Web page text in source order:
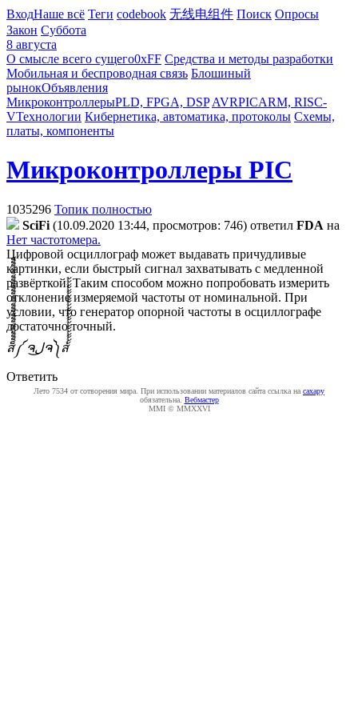
ВходНаше всё Теги codebook 无线电组件 Поиск Опросы
Закон Суббота
8 августа
О смысле всего сущего0xFF Средства и методы разработки
Мобильная и беспроводная связь Блошиный
рынокОбъявления
МикроконтроллерыPLD, FPGA, DSP AVRPICARM, RISC-
VТехнологии Кибернетика, автоматика, протоколы Схемы,
платы, компоненты
Микроконтроллеры PIC
1035296 Топик полностью
SciFi (10.09.2020 13:44, просмотров: 746) ответил FDA на
Нет частотомера.
Цифровой осциллограф может выдавать причудливые
картинки, если быстрый сигнал захватывать с медленной
развёрткой. Таким способом можно попробовать измерить
отклонение измеряемой частоты от номинальной. При
условии, что генератор опорной частоты в осциллографе
достаточно точный.
ส็็็็็็็็็็็็็็็็็็็็็็็็็༼ ຈل͜ຈ༽ส้้้้้้้้้้้้้้้้้้้้้้้
Ответить
Лето 7534 от сотворения мира. При использовании материалов сайта ссылка на caxapу
обязательна. Вебмастер
MMI © MMXXVI